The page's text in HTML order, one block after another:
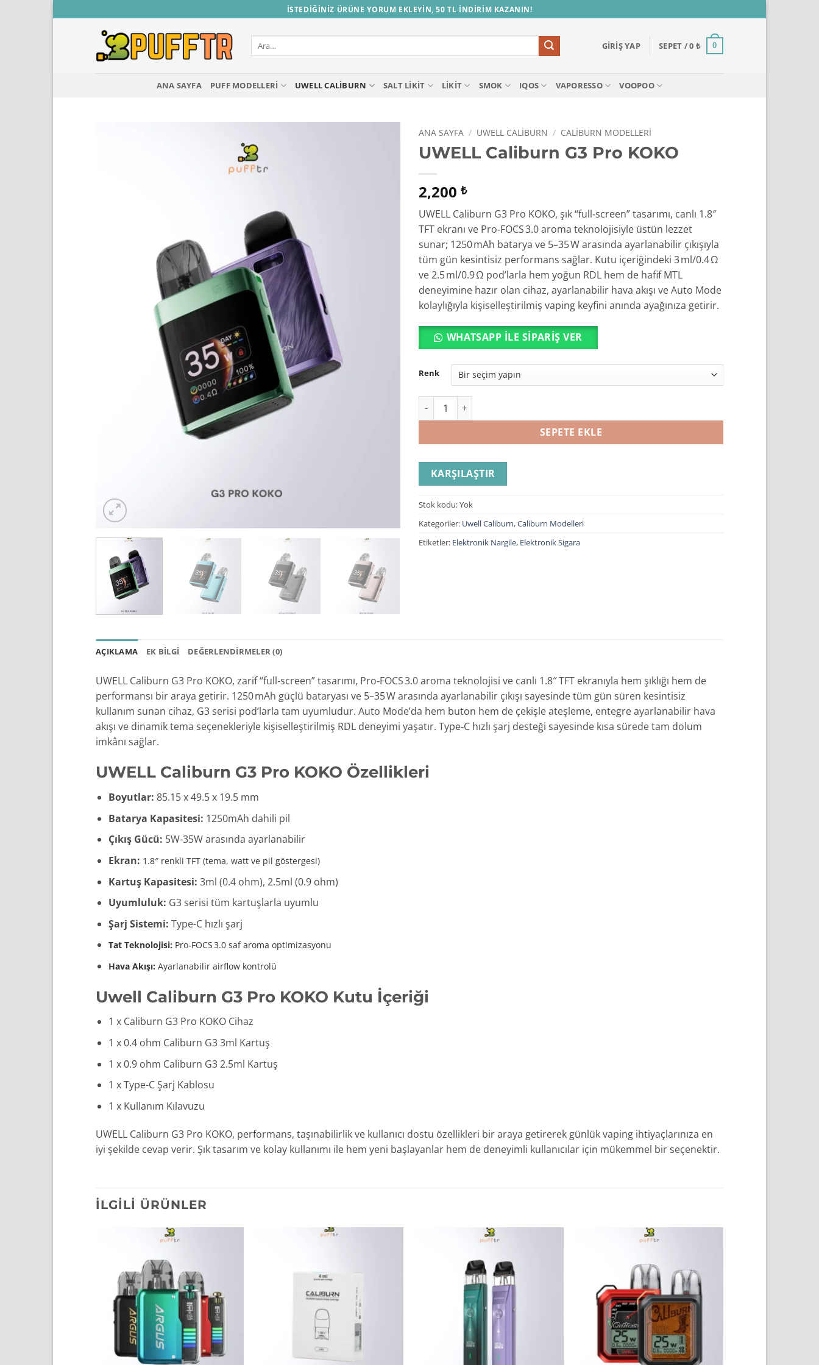
atla
İSTEDİĞİNİZ ÜRÜNE YORUM EKLEYİN, 50 TL İNDİRİM KAZANIN!
Ara: GIRIŞ YAP SEPET /0 ₺ 0
ANA SAYFA PUFF MODELLERI UWELL CALIBURN SALT LIKIT LIKIT SMOK IQOS VAPORESSO VOOPOO
ANA SAYFA / UWELL CALIBURN / CALIBURN MODELLERI
UWELL Caliburn G3 Pro KOKO
2,200 ₺
UWELL Caliburn G3 Pro KOKO, şık “full‑screen” tasarımı, canlı 1.8″
TFT ekranı ve Pro‑FOCS 3.0 aroma teknolojisiyle üstün lezzet
sunar; 1250 mAh batarya ve 5–35 W arasında ayarlanabilir çıkışıyla
tüm gün kesintisiz performans sağlar. Kutu içeriğindeki 3 ml/0.4 Ω
ve 2.5 ml/0.9 Ω pod’larla hem yoğun RDL hem de hafif MTL
deneyimine hazır olan cihaz, ayarlanabilir hava akışı ve Auto Mode
kolaylığıyla kişiselleştirilmiş vaping keyfini anında ayağınıza getirir.
WHATSAPP ILE SIPARIŞ VER
Renk
UWELL Caliburn G3 Pro KOKO adet
SEPETE EKLE
KARŞILAŞTIR
Stok kodu:Yok
Kategoriler: Uwell Caliburn,Caliburn Modelleri
Etiketler: Elektronik Nargile, Elektronik Sigara
AÇIKLAMA EK BILGI DEĞERLENDIRMELER (0)
UWELL Caliburn G3 Pro KOKO, zarif “full‑screen” tasarımı, Pro‑FOCS 3.0 aroma teknolojisi ve canlı 1.8″ TFT ekranıyla hem şıklığı hem de
performansı bir araya getirir. 1250 mAh güçlü bataryası ve 5–35 W arasında ayarlanabilir çıkışı sayesinde tüm gün süren kesintisiz
kullanım sunan cihaz, G3 serisi pod’larla tam uyumludur. Auto Mode’da hem buton hem de çekişle ateşleme, entegre ayarlanabilir hava
akışı ve dinamik tema seçenekleriyle kişiselleştirilmiş RDL deneyimi yaşatır. Type‑C hızlı şarj desteği sayesinde kısa sürede tam dolum
imkânı sağlar.
UWELL Caliburn G3 Pro KOKO Özellikleri
Boyutlar: 85.15 x 49.5 x 19.5 mm
Batarya Kapasitesi: 1250mAh dahili pil
Çıkış Gücü: 5W-35W arasında ayarlanabilir
Ekran: 1.8″ renkli TFT (tema, watt ve pil göstergesi)
Kartuş Kapasitesi: 3ml (0.4 ohm), 2.5ml (0.9 ohm)
Uyumluluk: G3 serisi tüm kartuşlarla uyumlu
Şarj Sistemi: Type-C hızlı şarj
Tat Teknolojisi: Pro‑FOCS 3.0 saf aroma optimizasyonu
Hava Akışı: Ayarlanabilir airflow kontrolü
Uwell Caliburn G3 Pro KOKO Kutu İçeriği
1 x Caliburn G3 Pro KOKO Cihaz
1 x 0.4 ohm Caliburn G3 3ml Kartuş
1 x 0.9 ohm Caliburn G3 2.5ml Kartuş
1 x Type-C Şarj Kablosu
1 x Kullanım Kılavuzu
UWELL Caliburn G3 Pro KOKO, performans, taşınabilirlik ve kullanıcı dostu özellikleri bir araya getirerek günlük vaping ihtiyaçlarınıza en
iyi şekilde cevap verir. Şık tasarım ve kolay kullanımı ile hem yeni başlayanlar hem de deneyimli kullanıcılar için mükemmel bir seçenektir.
İLGILI ÜRÜNLER